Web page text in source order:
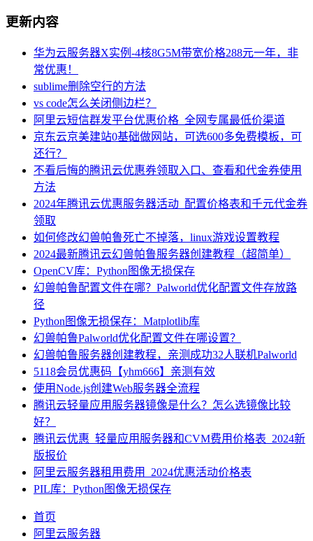
更新内容
华为云服务器X实例-4核8G5M带宽价格288元一年，非
常优惠！
sublime删除空行的方法
vs code怎么关闭侧边栏？
阿里云短信群发平台优惠价格_全网专属最低价渠道
京东云京美建站0基础做网站，可选600多免费模板，可
还行？
不看后悔的腾讯云优惠券领取入口、查看和代金券使用
方法
2024年腾讯云优惠服务器活动_配置价格表和千元代金券
领取
如何修改幻兽帕鲁死亡不掉落，linux游戏设置教程
2024最新腾讯云幻兽帕鲁服务器创建教程（超简单）
OpenCV库：Python图像无损保存
幻兽帕鲁配置文件在哪？Palworld优化配置文件存放路
径
Python图像无损保存：Matplotlib库
幻兽帕鲁Palworld优化配置文件在哪设置？
幻兽帕鲁服务器创建教程，亲测成功32人联机Palworld
5118会员优惠码【yhm666】亲测有效
使用Node.js创建Web服务器全流程
腾讯云轻量应用服务器镜像是什么？怎么选镜像比较
好？
腾讯云优惠_轻量应用服务器和CVM费用价格表_2024新
版报价
阿里云服务器租用费用_2024优惠活动价格表
PIL库：Python图像无损保存
首页
阿里云服务器